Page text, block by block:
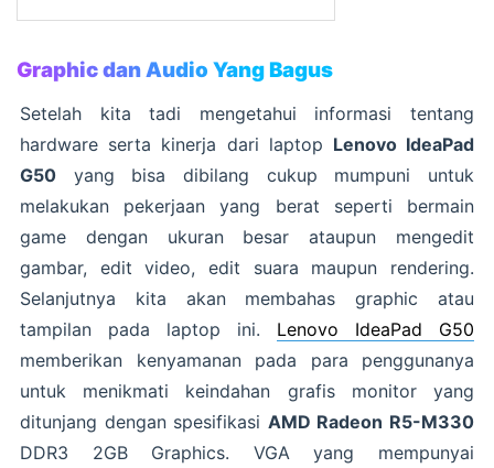
Graphic dan Audio Yang Bagus
Setelah kita tadi mengetahui informasi tentang
hardware serta kinerja dari laptop Lenovo IdeaPad
G50 yang bisa dibilang cukup mumpuni untuk
melakukan pekerjaan yang berat seperti bermain
game dengan ukuran besar ataupun mengedit
gambar, edit video, edit suara maupun rendering.
Selanjutnya kita akan membahas graphic atau
tampilan pada laptop ini. Lenovo IdeaPad G50
memberikan kenyamanan pada para penggunanya
untuk menikmati keindahan grafis monitor yang
ditunjang dengan spesifikasi AMD Radeon R5-M330
DDR3 2GB Graphics. VGA yang mempunyai